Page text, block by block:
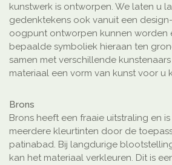
kunstwerk is ontworpen. We laten u
gedenktekens ook vanuit een
oogpunt ontworpen kunnen worden
bepaalde symboliek hieraan ten
samen met verschillende
materiaal een vorm van kunst voor u
Brons
Brons heeft een fraaie uitstraling en
meerdere kleurtinten door de
patinabad. Bij langdurige
kan het materiaal verkleuren. Dit is